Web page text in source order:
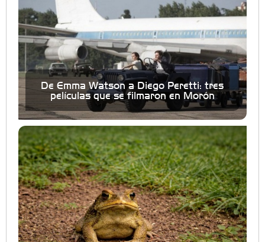
De Emma Watson a Diego Peretti: tres
películas que se filmaron en Morón